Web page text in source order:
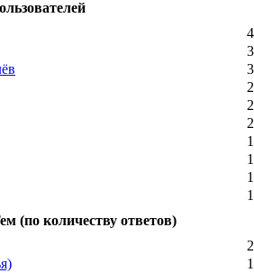
(по количеству ответов)